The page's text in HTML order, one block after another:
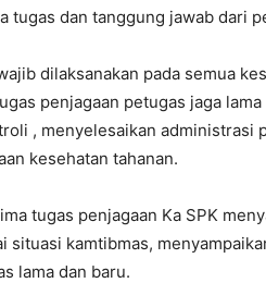
tugas dan tanggung jawab dari
dilaksanakan pada semua
penjagaan petugas jaga
, menyelesaikan
kesehatan tahanan.
tugas penjagaan Ka SPK
situasi kamtibmas,
lama dan baru.